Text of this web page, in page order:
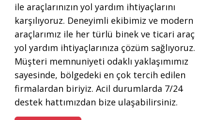
ile araçlarınızın yol yardım ihtiyaçlarını
karşılıyoruz. Deneyimli ekibimiz ve modern
araçlarımız ile her türlü binek ve ticari araç
yol yardım ihtiyaçlarınıza çözüm sağlıyoruz.
Müşteri memnuniyeti odaklı yaklaşımımız
sayesinde, bölgedeki en çok tercih edilen
firmalardan biriyiz. Acil durumlarda 7/24
destek hattımızdan bize ulaşabilirsiniz.